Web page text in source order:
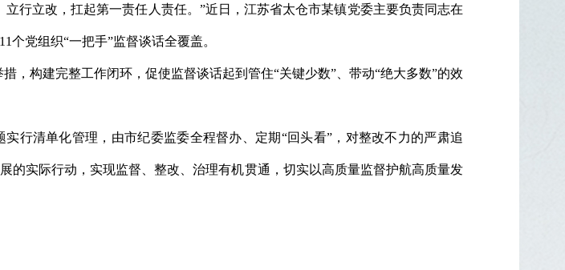
行立改，扛起第一责任人责任。”近日，江苏省太仓市某镇党委主要负责同志在
党组织“一把手”监督谈话全覆盖。
构建完整工作闭环，促使监督谈话起到管住“关键少数”、带动“绝大多数”的效
行清单化管理，由市纪委监委全程督办、定期“回头看”，对整改不力的严肃追
的实际行动，实现监督、整改、治理有机贯通，切实以高质量监督护航高质量发